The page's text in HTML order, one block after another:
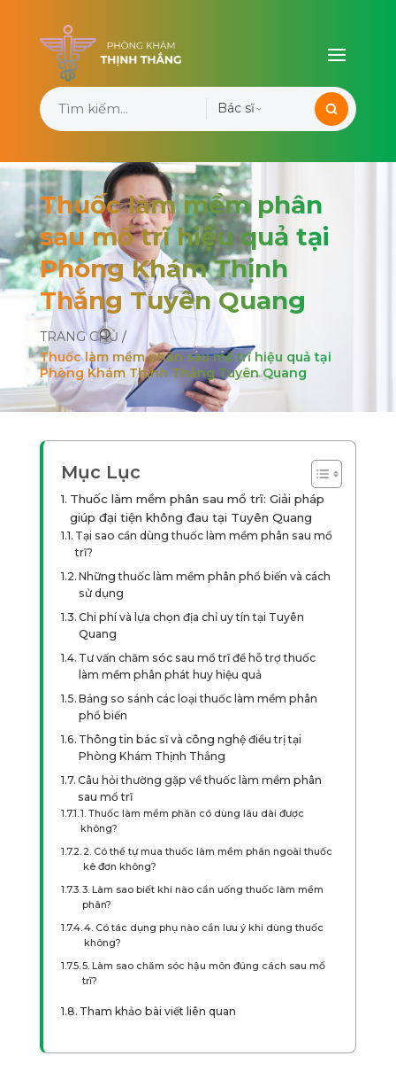
Bác sĩ
Thuốc làm mềm phân
sau mổ trĩ hiệu quả tại
Phòng Khám Thịnh
Thắng Tuyên Quang
TRANG CHỦ /
Thuốc làm mềm phân sau mổ trĩ hiệu quả tại
Phòng Khám Thịnh Thắng Tuyên Quang
Mục Lục
Thuốc làm mềm phân sau mổ trĩ: Giải pháp
giúp đại tiện không đau tại Tuyên Quang
Tại sao cần dùng thuốc làm mềm phân sau mổ
trĩ?
Những thuốc làm mềm phân phổ biến và cách
sử dụng
Chi phí và lựa chọn địa chỉ uy tín tại Tuyên
Quang
Tư vấn chăm sóc sau mổ trĩ để hỗ trợ thuốc
làm mềm phân phát huy hiệu quả
Bảng so sánh các loại thuốc làm mềm phân
phổ biến
Thông tin bác sĩ và công nghệ điều trị tại
Phòng Khám Thịnh Thắng
Câu hỏi thường gặp về thuốc làm mềm phân
sau mổ trĩ
1. Thuốc làm mềm phân có dùng lâu dài được
không?
2. Có thể tự mua thuốc làm mềm phân ngoài thuốc
kê đơn không?
3. Làm sao biết khi nào cần uống thuốc làm mềm
phân?
4. Có tác dụng phụ nào cần lưu ý khi dùng thuốc
không?
5. Làm sao chăm sóc hậu môn đúng cách sau mổ
trĩ?
Tham khảo bài viết liên quan